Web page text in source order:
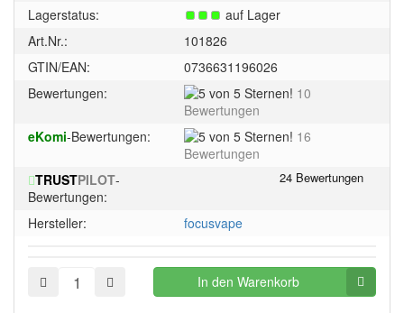
Lagerstatus:
auf Lager
Art.Nr.:
101826
GTIN/EAN:
0736631196026
Bewertungen:
5
Sternen!
10
Bewertungen
eKomi-Bewertungen:
5
5
Sternen!
16
Bewertungen
TRUSTPILOT-
Bewertungen:
Hersteller:
focusvape
In den Warenkorb